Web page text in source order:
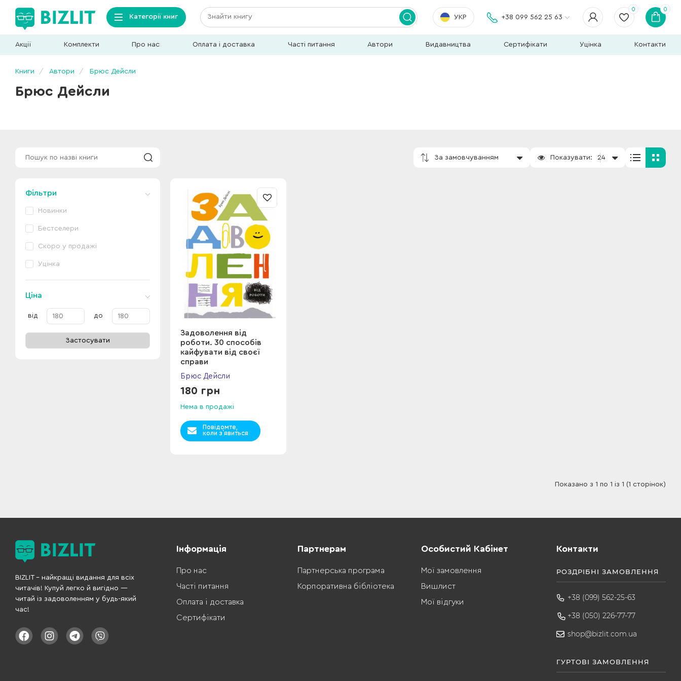
Категорії книг УКР +38 099 562 25 63
0 0
Акції Комплекти Про нас Оплата і доставка Часті питання Автори Видавництва Сертифікати Уцінка Контакти
Книги Автори Брюс Дейсли
Брюс Дейсли
За замовчуванням Показувати: 24
Фільтри
Новинки
Бестселери
Скоро у продажі
Уцінка
Ціна
від до
Застосувати
Задоволення від
роботи. 30 способів
кайфувати від своєї
справи
Брюс Дейсли
180 грн
Нема в продажі
Повідомте,
коли з`явиться
Показано з 1 по 1 із 1 (1 сторінок)
BIZLIT – найкращі видання для всіх
читачів! Купуй легко й вигідно —
читай із задоволенням у будь-який
час!
Інформація
Про нас
Часті питання
Оплата і доставка
Сертифікати
Партнерам
Партнерська програма
Корпоративна бібліотека
Особистий Кабінет
Мої замовлення
Вишлист
Мої відгуки
Контакти
РОЗДРІБНІ ЗАМОВЛЕННЯ
+38 (099) 562-25-63
+38 (050) 226-77-77
shop@bizlit.com.ua
ГУРТОВІ ЗАМОВЛЕННЯ